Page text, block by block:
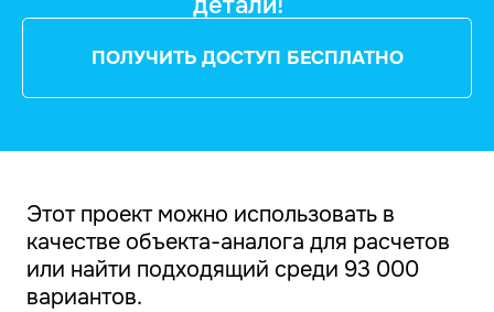
ПОЛУЧИТЬ ДОСТУП БЕСПЛАТНО
Этот проект можно использовать в
качестве объекта-аналога для расчетов
или найти подходящий среди 93 000
вариантов.